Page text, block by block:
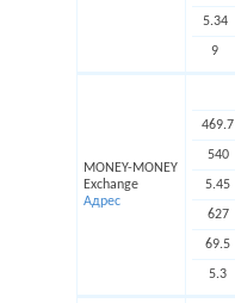
5.34
9
MONEY-MONEY
Exchange
Адрес
469.7
540
5.45
627
69.5
5.3